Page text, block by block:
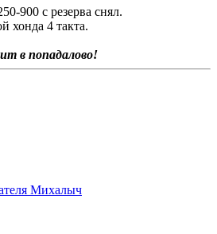
900 с резерва снял.
хонда 4 такта.
в попадалово!
Михалыч